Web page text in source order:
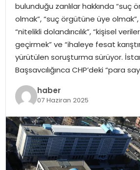
DÜNYA
OTOMOBIL
bulunduğu zanlılar hakkında “suç
olmak”, “suç örgütüne üye olmak”,
“nitelikli dolandırıcılık”, “kişisel
geçirmek” ve “ihaleye fesat
yürütülen soruşturma sürüyor.
Başsavcılığınca CHP’deki “para
haber
07 Haziran 2025